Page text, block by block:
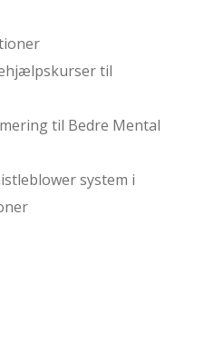
til
til Bedre Mental
system i